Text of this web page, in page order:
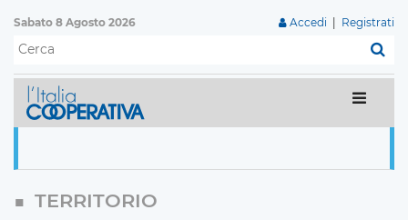
Sabato 8 Agosto 2026 Accedi Registrati
TERRITORIO